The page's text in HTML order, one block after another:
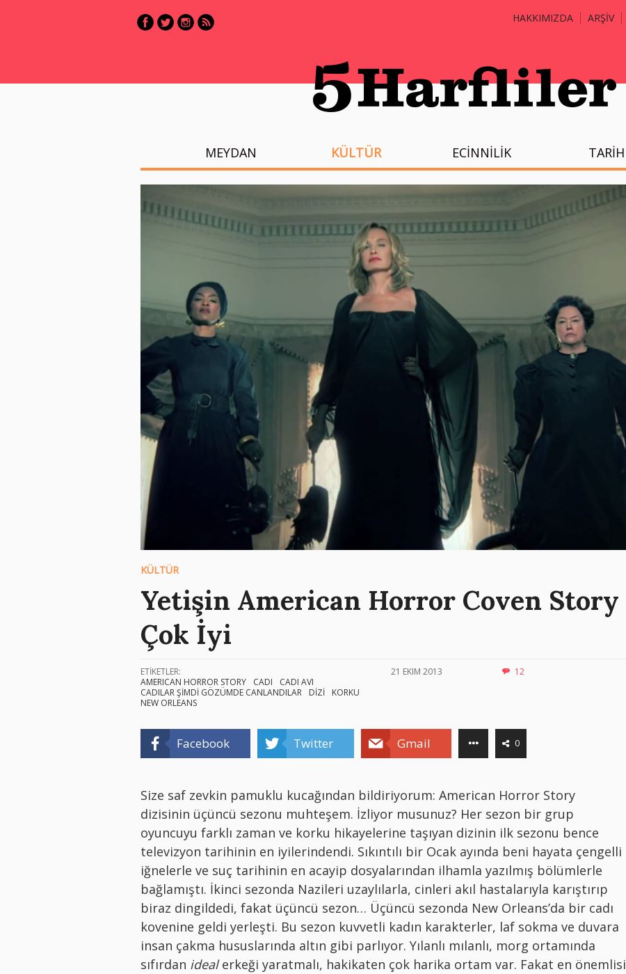
HAKKIMIZDA ARŞİV
MEYDAN KÜLTÜR ECİNNİLİK TARİH
KÜLTÜR
Yetişin American Horror Coven Story
Çok İyi
ETİKETLER:
AMERICAN HORROR STORY
CADI
CADI AVI
CADILAR ŞİMDİ GÖZÜMDE CANLANDILAR
DİZİ
KORKU
NEW ORLEANS
21 EKIM 2013 12
Facebook Twitter Gmail 0
Size saf zevkin pamuklu kucağından bildiriyorum: American Horror Story
dizisinin üçüncü sezonu muhteşem. İzliyor musunuz? Her sezon bir grup
oyuncuyu farklı zaman ve korku hikayelerine taşıyan dizinin ilk sezonu bence
televizyon tarihinin en iyilerindendi. Sıkıntılı bir Ocak ayında beni hayata çengelli
iğnelerle ve suç tarihinin en acayip dosyalarından ilhamla yazılmış bölümlerle
bağlamıştı. İkinci sezonda Nazileri uzaylılarla, cinleri akıl hastalarıyla karıştırıp
biraz dingildedi, fakat üçüncü sezon… Üçüncü sezonda New Orleans’da bir cadı
kovenine geldi yerleşti. Bu sezon kuvvetli kadın karakterler, laf sokma ve duvara
insan çakma hususlarında altın gibi parlıyor. Yılanlı mılanlı, morg ortamında
sıfırdan idealerkeği yaratmalı, hakikaten çok harika ortam var. Fakat en önemlisi